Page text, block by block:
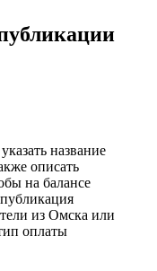
название
описать
на балансе
из Омска или
оплаты